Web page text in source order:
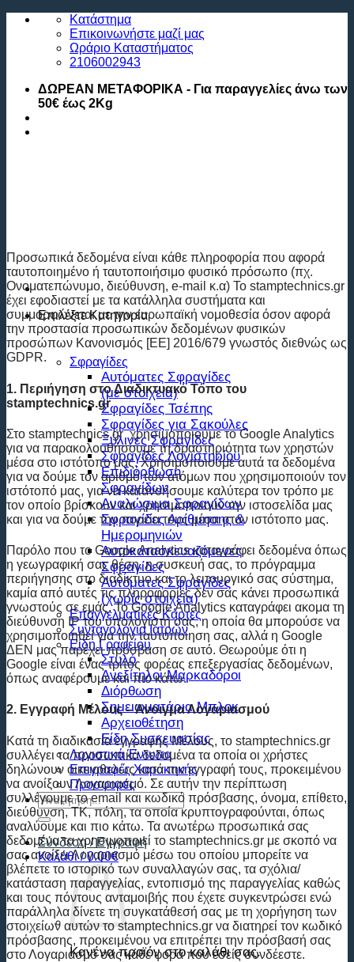
Μετάβαση
περιεχόμενο
Κατάστημα
Επικοινωνήστε μαζί μας
Ωράριο Καταστήματος
2106002943
ΔΩΡΕΑΝ ΜΕΤΑΦΟΡΙΚΑ - Για παραγγελίες άνω των
50€ έως 2Kg
ΕπιλέξτεΚατηγορία
Σφραγίδες
Αυτόματες Σφραγίδες
(με στοιχεία)
Σφραγίδες Τσέπης
Σφραγίδες για Σακούλες
Ξύλινες Σφραγίδες
Σφραγίδες Λογιστηρίου
Επιδιόρθωση
Σφραγίδων
Αναλώσιμα Σφραγίδων
Σφραγίδες Αρίθμησης &
Ημερομηνιών
Αυτοκατασκευαζόμενες
Σφραγίδες
Αυτόματες Σφραγίδες
(χωρίς στοιχεία)
Επαγγελματικές Κάρτες
Συνταγολόγια Ιατρών
Είδη Γραφείου
Στυλό
Ανεξίτηλοι Μαρκαδόροι
Διόρθωση
Σημειωματάρια Μπλοκ
Αρχειοθέτηση
Είδη Συσκευασίας
Λογιστικά Έντυπα
Επιγραφές Χαρακτικής
Προσφορές
Αναζήτηση
για:
Σύνδεση / Εγγραφή
Καλάθι /0.00€
Κανένα προϊόν στο καλάθι σας.
Προσωπικά δεδομένα είναι κάθε πληροφορία που αφορά
ταυτοποιημένο ή ταυτοποιήσιμο φυσικό πρόσωπο (πχ.
Ονοματεπώνυμο, διεύθυνση, e-mail κ.α) To stamptechnics.gr
έχει εφοδιαστεί με τα κατάλληλα συστήματα και
συμμορφώνεται με την ευρωπαϊκή νομοθεσία όσον αφορά
την προστασία προσωπικών δεδομένων φυσικών
προσώπων Κανονισμός [ΕΕ] 2016/679 γνωστός διεθνώς ως
GDPR.
1. Περιήγηση στο Διαδικτυακό Τόπο του
stamptechnics.gr
Στο stamptechnics.gr χρησιμοποιούμε το Google Analytics
για να παρακολουθήσουμε τη δραστηριότητα των χρηστών
μέσα στο ιστότοπο μας. Χρησιμοποιούμε αυτά τα δεδομένα
για να δούμε τον αριθμό των ατόμων που χρησιμοποιούν τον
ιστότοπό μας, για να κατανοήσουμε καλύτερα τον τρόπο με
τον οποίο βρίσκουν και χρησιμοποιούν την ιστοσελίδα μας
και για να δούμε την πορεία τους μέσα στον ιστότοπο μας.
Παρόλο που το Google Analytics καταγράφει δεδομένα όπως
η γεωγραφική σας θέση, η συσκευή σας, το πρόγραμμα
περιήγησης στο διαδίκτυο και το λειτουργικό σας σύστημα,
καμία από αυτές τις πληροφορίες δεν σας κάνει προσωπικά
γνωστούς σε εμάς. Το Google Analytics καταγράφει ακομα τη
διεύθυνση IP του υπολογιστή σας, η οποία θα μπορούσε να
χρησιμοποιηθεί για την ταυτοποίηση σας, αλλά η Google
ΔΕΝ μας παρέχει πρόσβαση σε αυτό. Θεωρούμε ότι η
Google είναι ένας τρίτος φορέας επεξεργασίας δεδομένων,
όπως αναφέρουμε και πιο κάτω.
2. Εγγραφή Μέλους – Άνοιγμα Λογαριασμού
Κατά τη διαδικασία εγγραφής Μέλους, το stamptechnics.gr
συλλέγει τα προσωπικά δεδομένα τα οποία οι χρήστες
δηλώνουν οικειοθελώς κατά την εγγραφή τους, προκειμένου
να ανοίξουν Λογαριασμό. Σε αυτήν την περίπτωση
συλλέγουμε το email και κωδικό πρόσβασης, όνομα, επίθετο,
διεύθυνση, ΤΚ, πόλη, τα οποία κρυπτογραφούνται, όπως
αναλύουμε και πιο κάτω. Τα ανωτέρω προσωπικά σας
δεδομένα τα χρησιμοποιεί το stamptechnics.gr με σκοπό να
σας ανοίξει Λογαριασμό μέσω του οποίου μπορείτε να
βλέπετε το ιστορικό των συναλλαγών σας, τα σχόλια/
κατάσταση παραγγελίας, εντοπισμό της παραγγελίας καθώς
και τους πόντους ανταμοιβής που έχετε συγκεντρώσει ενώ
παράλληλα δίνετε τη συγκατάθεσή σας με τη χορήγηση των
στοιχείων αυτών το stamptechnics.gr να διατηρεί τον κωδικό
πρόσβασης, προκειμένου να επιτρέπει την πρόσβασή σας
στο Λογαριασμό σας κάθε φορά που εσείς συνδέεστε.